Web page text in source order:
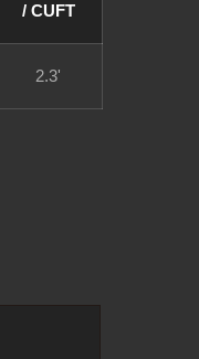
/ CUFT
2.3'